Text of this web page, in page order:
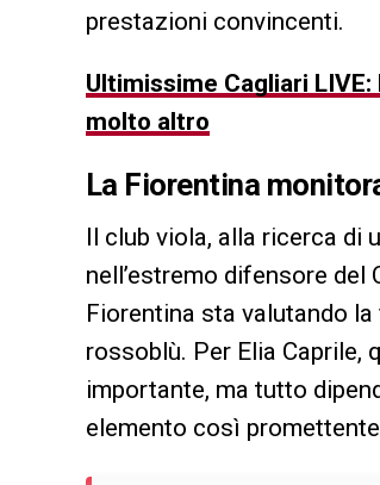
prestazioni convincenti.
Ultimissime Cagliari
molto altro
La Fiorentina
Il club viola, alla ricerca di
nell’estremo difensore
Fiorentina sta valutando
rossoblù. Per Elia Caprile,
importante, ma tutto
elemento così